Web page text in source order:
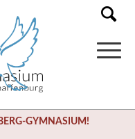
GYMNASIUM!